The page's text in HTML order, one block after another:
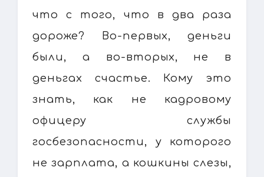
что с того, что в два раза
дороже? Во-первых, деньги
были, а во-вторых, не в
деньгах счастье. Кому это
знать, как не кадровому
офицеру службы
госбезопасности, у которого
не зарплата, а кошкины слезы,